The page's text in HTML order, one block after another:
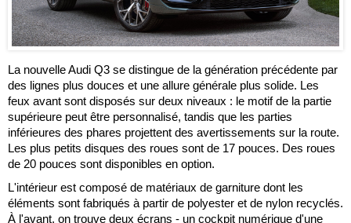
La nouvelle Audi Q3 se distingue de la génération précédente par
des lignes plus douces et une allure générale plus solide. Les
feux avant sont disposés sur deux niveaux : le motif de la partie
supérieure peut être personnalisé, tandis que les parties
inférieures des phares projettent des avertissements sur la route.
Les plus petits disques des roues sont de 17 pouces. Des roues
de 20 pouces sont disponibles en option.
L'intérieur est composé de matériaux de garniture dont les
éléments sont fabriqués à partir de polyester et de nylon recyclés.
À l'avant, on trouve deux écrans - un cockpit numérique d'une